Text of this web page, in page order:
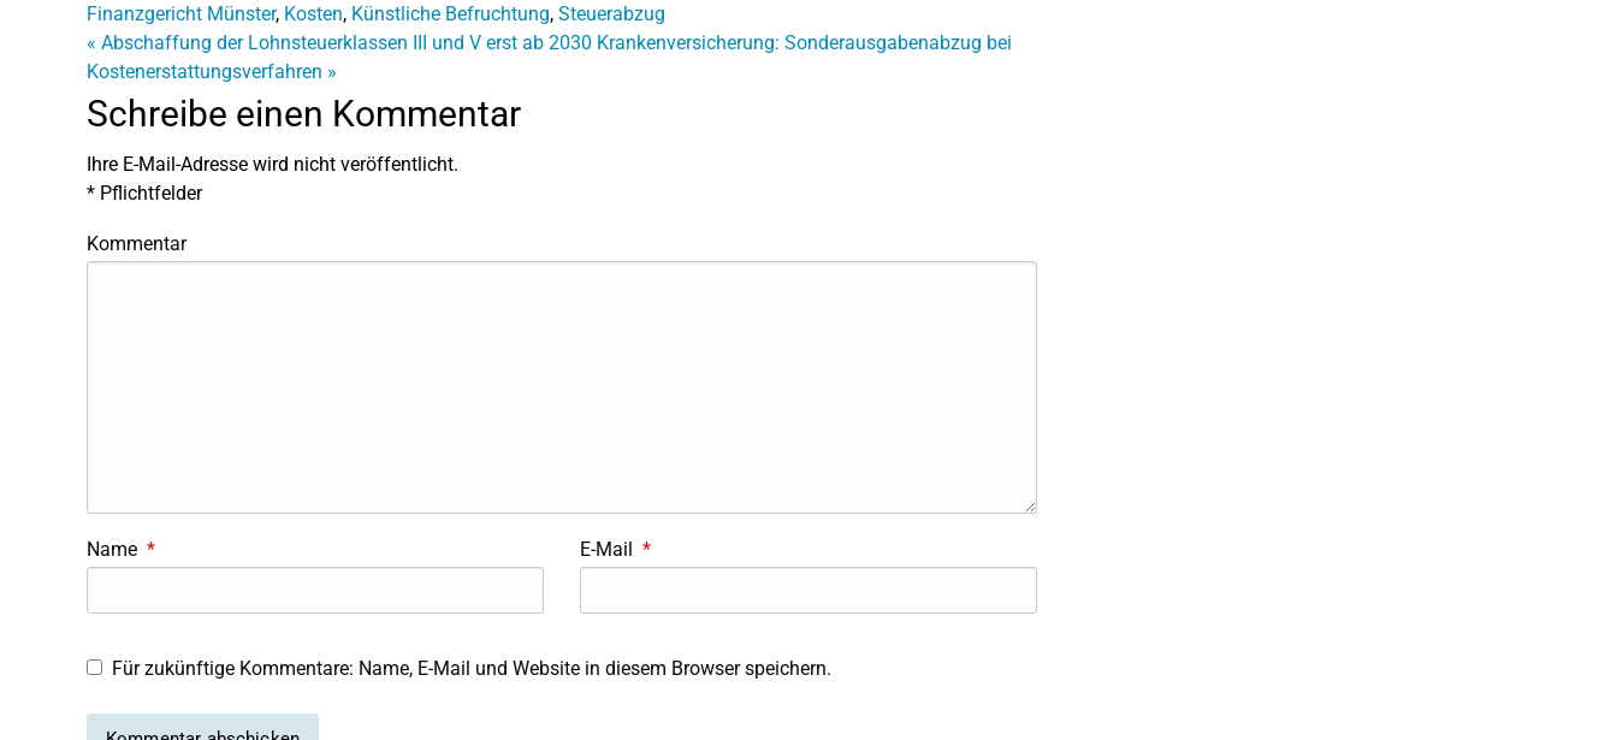
Finanzgericht Münster, Kosten, Künstliche Befruchtung, Steuerabzug
« Abschaffung der Lohnsteuerklassen III und V erst ab 2030 Krankenversicherung: Sonderausgabenabzug bei
Kostenerstattungsverfahren »
Schreibe einen Kommentar
Ihre E-Mail-Adresse wird nicht veröffentlicht.
* Pflichtfelder
Kommentar
Name * E-Mail *
Für zukünftige Kommentare: Name, E-Mail und Website in diesem Browser speichern.